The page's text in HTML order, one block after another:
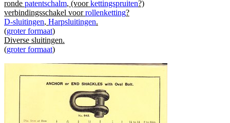
ronde patentschalm, (voorkettingspruiten?)
verbindingsschakel voorrollenketting?
D-sluitingen, Harpsluitingen.
(groter formaat)
Diverse sluitingen.
(groter formaat)